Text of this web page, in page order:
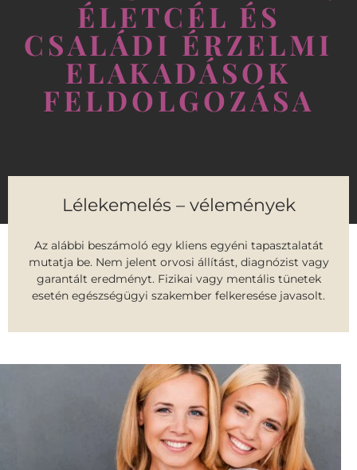
ÉLETCÉL ÉS
CSALÁDI ÉRZELMI
ELAKADÁSOK
FELDOLGOZÁSA
Lélekemelés – vélemények
Az alábbi beszámoló egy kliens egyéni tapasztalatát
mutatja be. Nem jelent orvosi állítást, diagnózist vagy
garantált eredményt. Fizikai vagy mentális tünetek
esetén egészségügyi szakember felkeresése javasolt.